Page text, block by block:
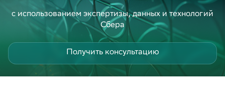
с использованием экспертизы, данных и технологий
Сбера
Получить консультацию